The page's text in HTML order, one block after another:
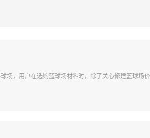
场，用户在选购篮球场材料时，除了关心修建篮球场价